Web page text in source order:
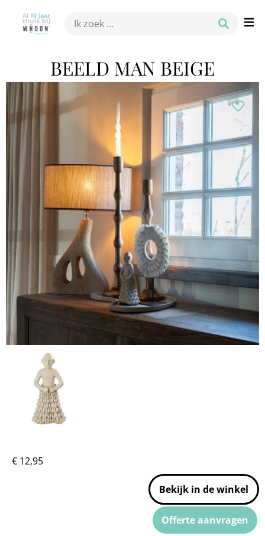
BEELD MAN BEIGE
€ 12,95
Bekijk in de winkel
Offerte aanvragen